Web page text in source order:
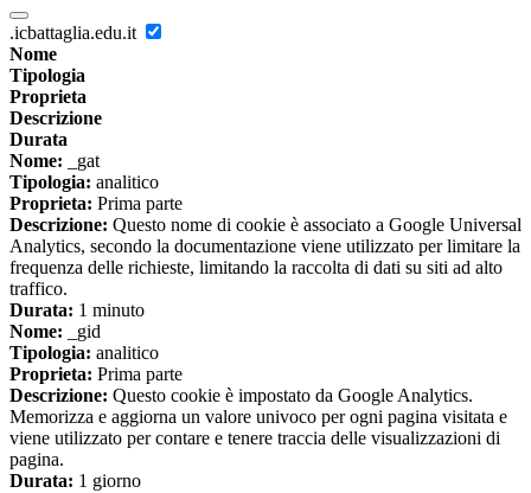
.icbattaglia.edu.it
Nome
Tipologia
Proprieta
Descrizione
Durata
Nome: _gat
Tipologia: analitico
Proprieta: Prima parte
Descrizione: Questo nome di cookie è associato a Google Universal
Analytics, secondo la documentazione viene utilizzato per limitare la
frequenza delle richieste, limitando la raccolta di dati su siti ad alto
traffico.
Durata: 1 minuto
Nome: _gid
Tipologia: analitico
Proprieta: Prima parte
Descrizione: Questo cookie è impostato da Google Analytics.
Memorizza e aggiorna un valore univoco per ogni pagina visitata e
viene utilizzato per contare e tenere traccia delle visualizzazioni di
pagina.
Durata: 1 giorno